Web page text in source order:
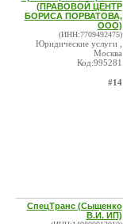
(ПРАВОВОЙ ЦЕНТР
БОРИСА ПОРВАТОВА,
ООО)
(ИНН:7709492475)
Юридические услуги ,
Москва
Код:995281
#14
СпецТранс (Сыщенко
В.И. ИП)